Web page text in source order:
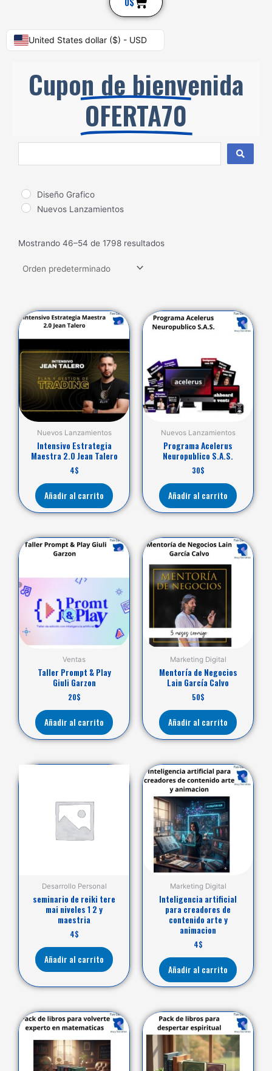
United States dollar ($) - USD
Cupon de bienvenida
OFERTA70
Diseño Grafico
Nuevos Lanzamientos
Mostrando 46–54 de 1798 resultados
Nuevos Lanzamientos
Intensivo Estrategia
Maestra 2.0 Jean Talero
4$
Añadir al carrito
Nuevos Lanzamientos
Programa Acelerus
Neuropublico S.A.S.
30$
Añadir al carrito
Ventas
Taller Prompt & Play
Giuli Garzon
20$
Añadir al carrito
Marketing Digital
Mentoría de Negocios
Lain García Calvo
50$
Añadir al carrito
Desarrollo Personal
seminario de reiki tere
mai niveles 1 2 y
maestria
4$
Añadir al carrito
Marketing Digital
Inteligencia artificial
para creadores de
contenido arte y
animacion
4$
Añadir al carrito